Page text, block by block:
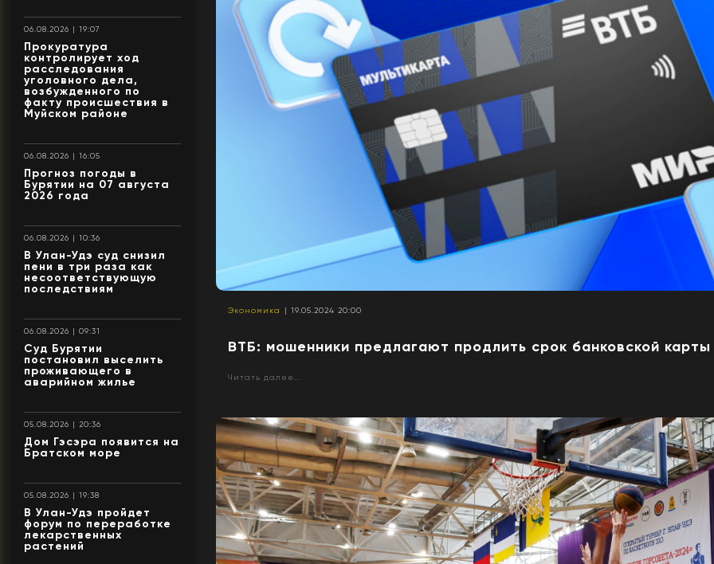
06.08.2026 | 19:07
Прокуратура
контролирует ход
расследования
уголовного дела,
возбужденного по
факту происшествия в
Муйском районе
06.08.2026 | 16:05
Прогноз погоды в
Бурятии на 07 августа
2026 года
06.08.2026 | 10:36
В Улан-Удэ суд снизил
пени в три раза как
несоответствующую
последствиям
06.08.2026 | 09:31
Суд Бурятии
постановил выселить
проживающего в
аварийном жилье
05.08.2026 | 20:36
Дом Гэсэра появится на
Братском море
05.08.2026 | 19:38
В Улан-Удэ пройдет
форум по переработке
лекарственных
растений
Экономика | 19.05.2024 20:00
ВТБ: мошенники предлагают продлить срок банковской карты
Читать далее...